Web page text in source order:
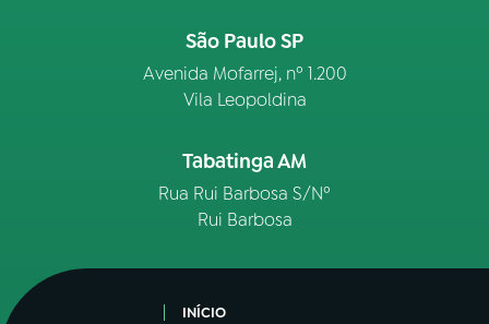
São Paulo SP
Avenida Mofarrej, nº 1.200
Vila Leopoldina
Tabatinga AM
Rua Rui Barbosa S/Nº
Rui Barbosa
INÍCIO